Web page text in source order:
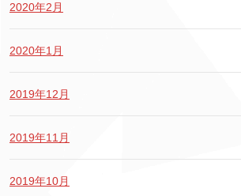
2020年2月
2020年1月
2019年12月
2019年11月
2019年10月